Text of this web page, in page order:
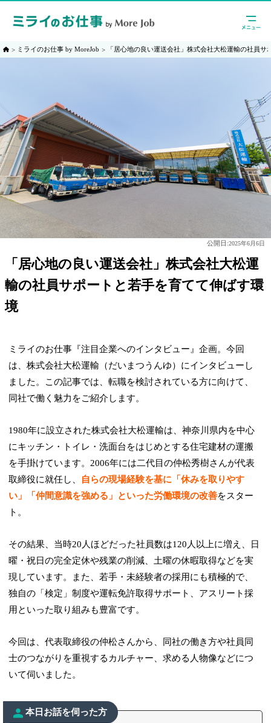
ミライのお仕事 by MoreJob 「居心地の良い運送会社」株式会社大松運輸の社員
公開日:2025年6月6日
「居心地の良い運送会社」株式会社大松運
輸の社員サポートと若手を育てて伸ばす環
境
ミライのお仕事『注目企業へのインタビュー』企画。今回
は、株式会社大松運輸（だいまつうんゆ）にインタビューし
ました。この記事では、転職を検討されている方に向けて、
同社で働く魅力をご紹介します。
1980年に設立された株式会社大松運輸は、神奈川県内を中心
にキッチン・トイレ・洗面台をはじめとする住宅建材の運搬
を手掛けています。2006年には二代目の仲松秀樹さんが代表
取締役に就任し、
自らの現場経験を基に「休みを取りやす
い」「仲間意識を強める」といった労働環境の改善をスター
ト。
その結果、当時20人ほどだった社員数は120人以上に増え、日
曜・祝日の完全定休や残業の削減、土曜の休暇取得などを実
現しています。また、若手・未経験者の採用にも積極的で、
独自の「検定」制度や運転免許取得サポート、アスリート採
用といった取り組みも豊富です。
今回は、代表取締役の仲松さんから、同社の働き方や社員同
士のつながりを重視するカルチャー、求める人物像などにつ
いて伺いました。
本日お話を伺った方